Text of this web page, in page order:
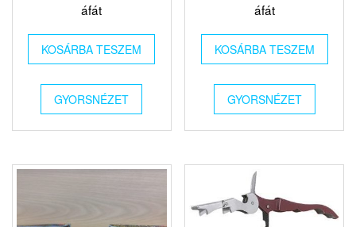
áfát
KOSÁRBA TESZEM
GYORSNÉZET
áfát
KOSÁRBA TESZEM
GYORSNÉZET